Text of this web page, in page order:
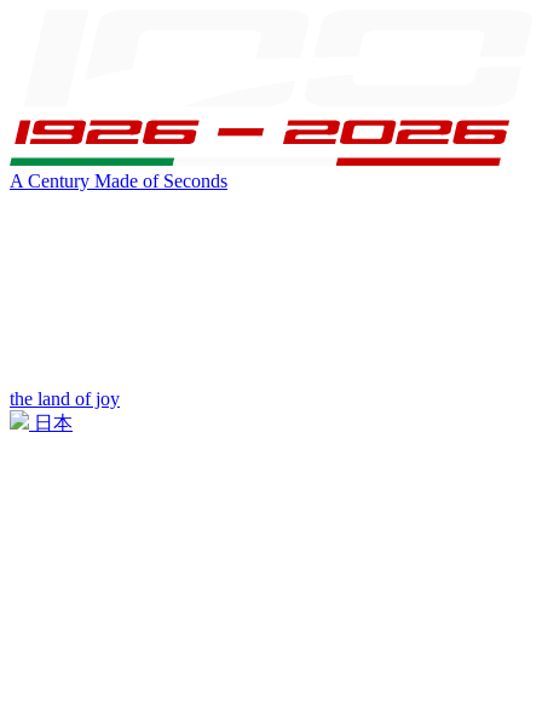
A Century Made of Seconds
the land of joy
日本